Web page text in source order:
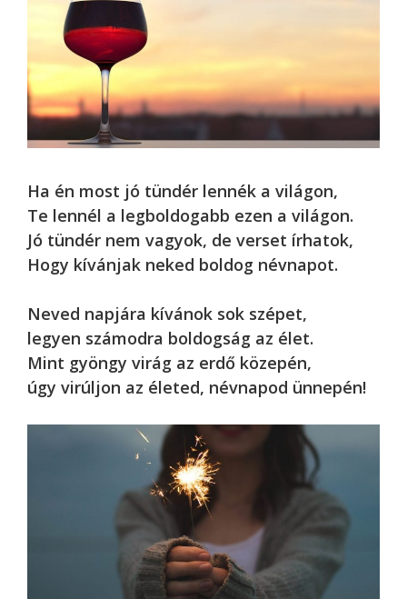
Ha én most jó tündér lennék a világon,
Te lennél a legboldogabb ezen a világon.
Jó tündér nem vagyok, de verset írhatok,
Hogy kívánjak neked boldog névnapot.
Neved napjára kívánok sok szépet,
legyen számodra boldogság az élet.
Mint gyöngy virág az erdő közepén,
úgy virúljon az életed, névnapod ünnepén!